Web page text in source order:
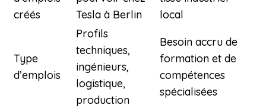
créés
Tesla à Berlin
local
Type
d’emplois
Profils
techniques,
ingénieurs,
logistique,
production
Besoin accru de
formation et de
compétences
spécialisées